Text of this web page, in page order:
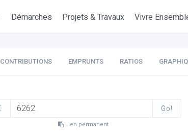
Démarches Projets & Travaux Vivre
CONTRIBUTIONS EMPRUNTS RATIOS
Go!
Lien permanent